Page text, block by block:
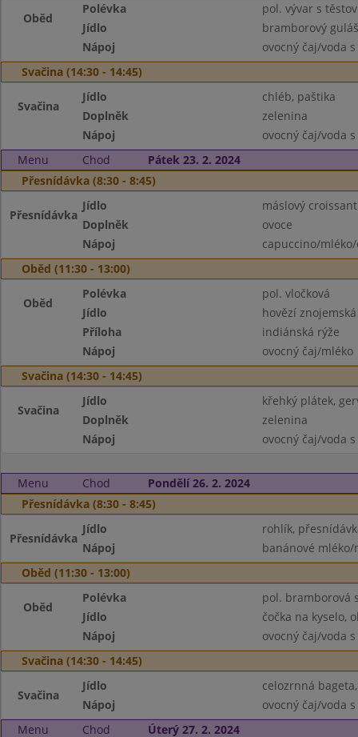
Oběd
Polévka
pol. vývar s
Jídlo
bramborový
Nápoj
ovocný čaj/voda
Svačina (14:30 - 14:45)
Svačina
Jídlo
chléb, paštika
Doplněk
zelenina
Nápoj
ovocný čaj/voda
Menu
Chod
Pátek 23. 2. 2024
Přesnídávka (8:30 - 8:45)
Přesnídávka
Jídlo
máslový croissant
Doplněk
ovoce
Nápoj
capuccino/
Oběd (11:30 - 13:00)
Oběd
Polévka
pol. vločková
Jídlo
hovězí
Příloha
indiánská rýže
Nápoj
ovocný čaj/mléko
Svačina (14:30 - 14:45)
Svačina
Jídlo
křehký plátek,
Doplněk
zelenina
Nápoj
ovocný čaj/voda
Menu Chod
Pondělí 26. 2. 2024
Přesnídávka (8:30 - 8:45)
Přesnídávka
Jídlo
rohlík,
Nápoj
banánové
Oběd (11:30 - 13:00)
Oběd
Polévka
pol. bramborová
Jídlo
čočka na kyselo,
Nápoj
ovocný čaj/voda
Svačina (14:30 - 14:45)
Svačina
Jídlo
celozrnná
Nápoj
ovocný čaj/voda
Menu
Chod Úterý 27. 2. 2024